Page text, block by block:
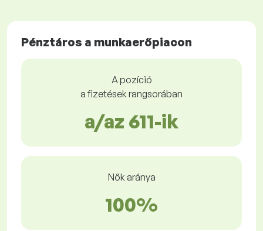
Pénztáros a munkaerőpiacon
A pozíció
a fizetések rangsorában
a/az 611-ik
Nők aránya
100%